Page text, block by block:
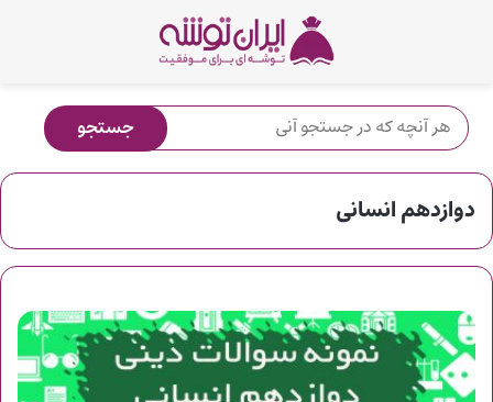
دوازدهم انسانی